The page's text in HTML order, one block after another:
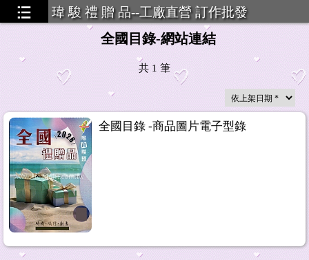
瑋 駿 禮 贈 品--工廠直營 訂作批發
全國目錄-網站連結
共 1 筆
全國目錄 -商品圖片電子型錄